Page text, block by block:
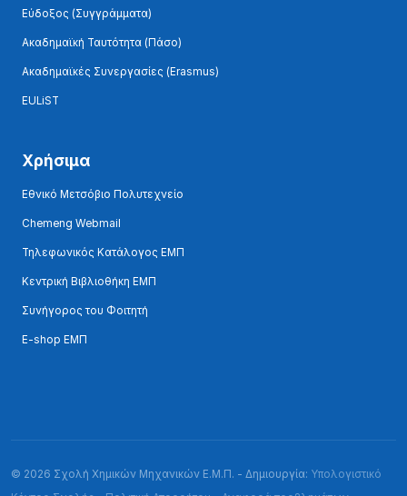
Εύδοξος (Συγγράμματα)
Ακαδημαϊκή Ταυτότητα (Πάσο)
Ακαδημαϊκές Συνεργασίες (Erasmus)
EULiST
Χρήσιμα
Εθνικό Μετσόβιο Πολυτεχνείο
Chemeng Webmail
Τηλεφωνικός Κατάλογος ΕΜΠ
Κεντρική Βιβλιοθήκη ΕΜΠ
Συνήγορος του Φοιτητή
E-shop ΕΜΠ
© 2026 Σχολή Χημικών Μηχανικών Ε.Μ.Π. - Δημιουργία: Υπολογιστικό